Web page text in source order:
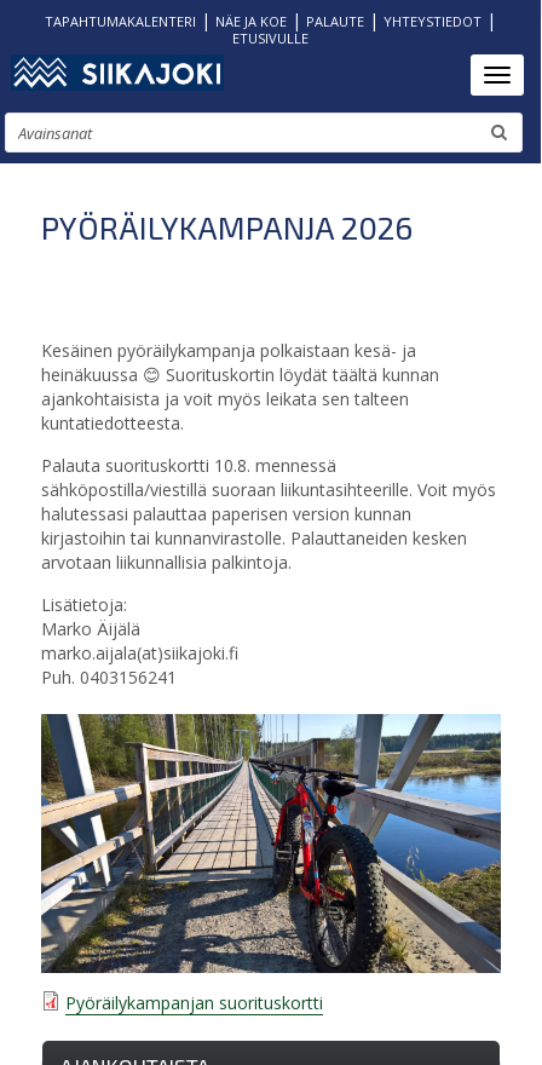
Hyppää
pääsisältöön
TAPAHTUMAKALENTERI | NÄE JA KOE| PALAUTE| YHTEYSTIEDOT|
ETUSIVULLE
Etsi
PYÖRÄILYKAMPANJA 2026
Kesäinen pyöräilykampanja polkaistaan kesä- ja
heinäkuussa 😊 Suorituskortin löydät täältä kunnan
ajankohtaisista ja voit myös leikata sen talteen
kuntatiedotteesta.
Palauta suorituskortti 10.8. mennessä
sähköpostilla/viestillä suoraan liikuntasihteerille. Voit myös
halutessasi palauttaa paperisen version kunnan
kirjastoihin tai kunnanvirastolle. Palauttaneiden kesken
arvotaan liikunnallisia palkintoja.
Lisätietoja:
Marko Äijälä
marko.aijala(at)siikajoki.fi
Puh. 0403156241
Pyöräilykampanjan suorituskortti